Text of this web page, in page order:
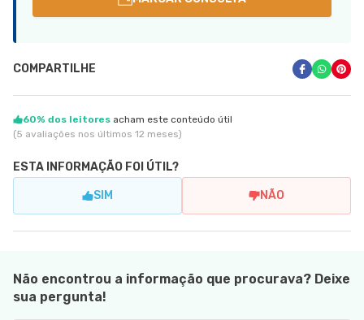
COMPARTILHE
60% dos leitores acham este conteúdo útil
(5 avaliações nos últimos 12 meses)
ESTA INFORMAÇÃO FOI ÚTIL?
SIM NÃO
Não encontrou a informação que procurava? Deixe
sua pergunta!